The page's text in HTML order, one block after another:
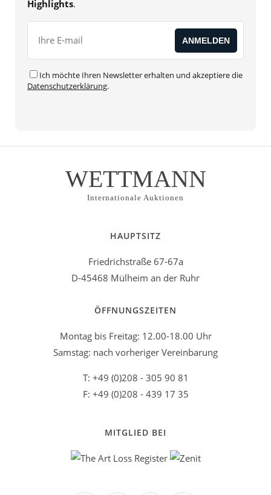
Highlights.
Ich möchte Ihren Newsletter erhalten und akzeptiere die
Datenschutzerklärung.
WETTMANN
Internationale Auktionen
HAUPTSITZ
Friedrichstraße 67-67a
D-45468 Mülheim an der Ruhr
ÖFFNUNGSZEITEN
Montag bis Freitag: 12.00-18.00 Uhr
Samstag: nach vorheriger Vereinbarung
T: +49 (0)208 - 305 90 81
F: +49 (0)208 - 439 17 35
MITGLIED BEI